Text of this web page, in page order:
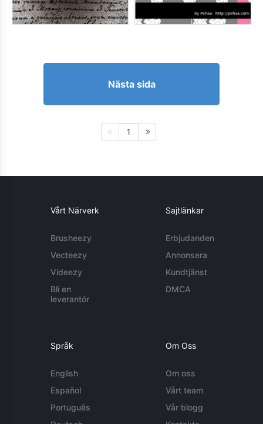
Nästa sida
1
Vårt Närverk
Brusheezy
Vecteezy
Videezy
Bli en
leverantör
Sajtlänkar
Erbjudanden
Annonsera
Kundtjänst
DMCA
Språk
English
Español
Português
Om Oss
Om oss
Vårt team
Vår blogg